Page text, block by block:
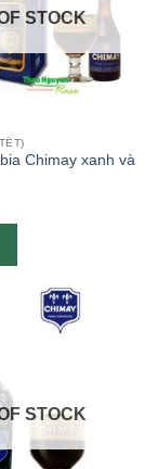
STOCK
Chimay xanh và
STOCK